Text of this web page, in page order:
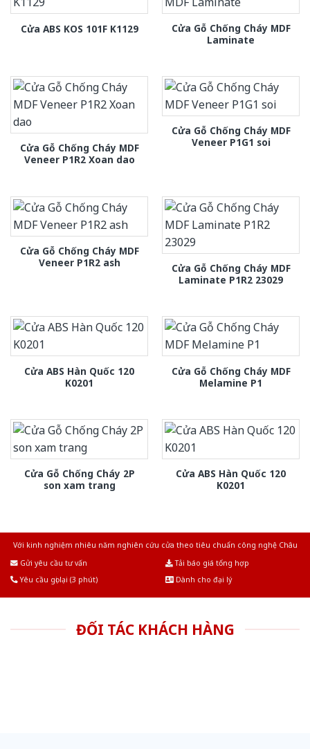
Cửa ABS KOS 101F K1129
Cửa Gỗ Chống Cháy MDF
Laminate
Cửa Gỗ Chống Cháy MDF
Veneer P1R2 Xoan dao
Cửa Gỗ Chống Cháy MDF
Veneer P1G1 soi
Cửa Gỗ Chống Cháy MDF
Veneer P1R2 ash
Cửa Gỗ Chống Cháy MDF
Laminate P1R2 23029
Cửa ABS Hàn Quốc 120
K0201
Cửa Gỗ Chống Cháy MDF
Melamine P1
Cửa Gỗ Chống Cháy 2P
son xam trang
Cửa ABS Hàn Quốc 120
K0201
Với kinh nghiệm nhiêu năm nghiên cứu cửa theo tiêu chuẩn công nghệ Châu
Gửi yêu cầu tư vấn
Tải báo giá tổng hợp
Yêu cầu gọi lại (3 phút)
Dành cho đại lý
ĐỐI TÁC KHÁCH HÀNG